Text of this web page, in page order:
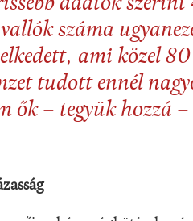
száma
ami közel 80
tudott ennél
ők – tegyük hozzá –